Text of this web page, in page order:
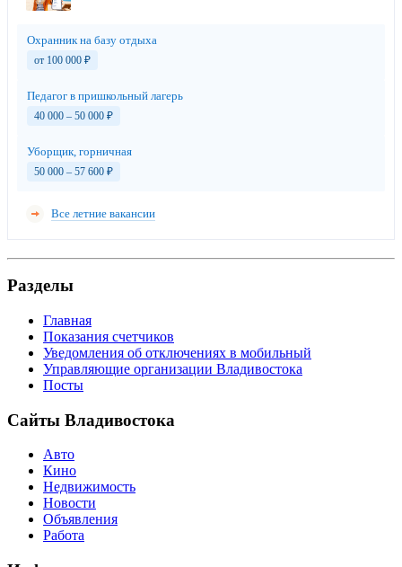
Охранник на базу отдыха
от 100 000 ₽
Педагог в пришкольный лагерь
40 000 – 50 000 ₽
Уборщик, горничная
50 000 – 57 600 ₽
Все летние вакансии
Разделы
Главная
Показания счетчиков
Уведомления об отключениях в мобильный
Управляющие организации Владивостока
Посты
Сайты Владивостока
Авто
Кино
Недвижимость
Новости
Объявления
Работа